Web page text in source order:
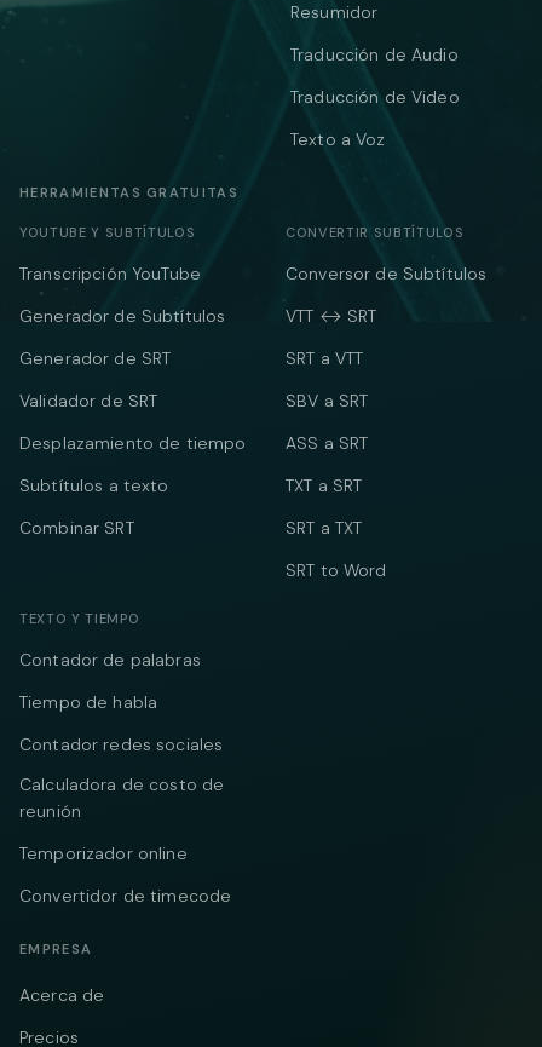
Resumidor
Traducción de Audio
Traducción de Video
Texto a Voz
HERRAMIENTAS GRATUITAS
YOUTUBE Y SUBTÍTULOS
Transcripción YouTube
Generador de Subtítulos
Generador de SRT
Validador de SRT
Desplazamiento de tiempo
Subtítulos a texto
Combinar SRT
CONVERTIR SUBTÍTULOS
Conversor de Subtítulos
VTT ↔ SRT
SRT a VTT
SBV a SRT
ASS a SRT
TXT a SRT
SRT a TXT
SRT to Word
TEXTO Y TIEMPO
Contador de palabras
Tiempo de habla
Contador redes sociales
Calculadora de costo de
reunión
Temporizador online
Convertidor de timecode
EMPRESA
Acerca de
Precios